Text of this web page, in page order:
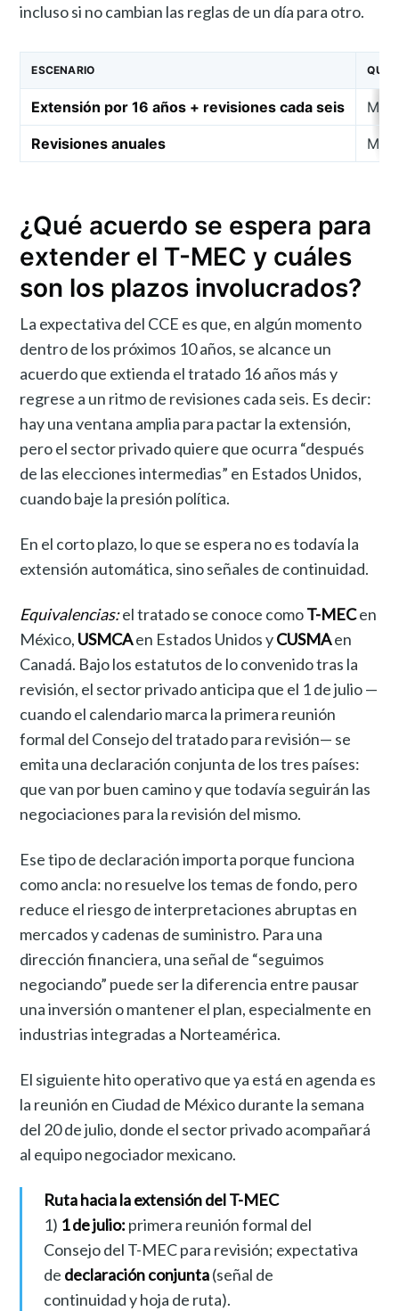
incluso si no cambian las reglas de un día para otro.
ESCENARIO QUÉ
Extensión por 16 años + revisiones cada seis
Revisiones anuales
¿Qué acuerdo se espera para
extender el T-MEC y cuáles
son los plazos involucrados?
La expectativa del CCE es que, en algún momento
dentro de los próximos 10 años, se alcance un
acuerdo que extienda el tratado 16 años más y
regrese a un ritmo de revisiones cada seis. Es decir:
hay una ventana amplia para pactar la extensión,
pero el sector privado quiere que ocurra “después
de las elecciones intermedias” en Estados Unidos,
cuando baje la presión política.
En el corto plazo, lo que se espera no es todavía la
extensión automática, sino señales de continuidad.
Equivalencias:el tratado se conoce comoT-MECen
México, USMCAen Estados Unidos yCUSMAen
Canadá. Bajo los estatutos de lo convenido tras la
revisión, el sector privado anticipa que el 1 de julio —
cuando el calendario marca la primera reunión
formal del Consejo del tratado para revisión— se
emita una declaración conjunta de los tres países:
que van por buen camino y que todavía seguirán las
negociaciones para la revisión del mismo.
Ese tipo de declaración importa porque funciona
como ancla: no resuelve los temas de fondo, pero
reduce el riesgo de interpretaciones abruptas en
mercados y cadenas de suministro. Para una
dirección financiera, una señal de “seguimos
negociando” puede ser la diferencia entre pausar
una inversión o mantener el plan, especialmente en
industrias integradas a Norteamérica.
El siguiente hito operativo que ya está en agenda es
la reunión en Ciudad de México durante la semana
del 20 de julio, donde el sector privado acompañará
al equipo negociador mexicano.
Ruta hacia la extensión del T-MEC
1) 1 de julio: primera reunión formal del
Consejo del T-MEC para revisión; expectativa
de declaración conjunta(señal de
continuidad y hoja de ruta).